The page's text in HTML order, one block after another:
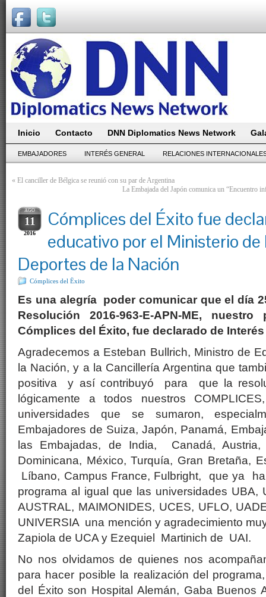
Inicio Contacto DNN Diplomatics News Network
EMBAJADORES INTERÉS GENERAL RELACIONES
« El canciller de Bélgica se reunió con su par de Argentina
La Embajada del Japón comunica un “Encuentro
AGO
11
2016
Cómplices del Éxito fue
educativo por el Ministerio de
Deportes de la Nación
Cómplices del Ëxito
Es una alegría poder comunicar que el día
Resolución 2016-963-E-APN-ME,
Cómplices del Éxito, fue declarado de
Agradecemos a Esteban Bullrich, Ministro de
la Nación, y a la Cancillería Argentina que
positiva y así contribuyó para que la
lógicamente a todos nuestros
universidades que se sumaron,
Embajadores de Suiza, Japón, Panamá,
las Embajadas, de India, Canadá, Austria,
Dominicana, México, Turquía, Gran Bretaña,
Líbano, Campus France, Fulbright, que ya
programa al igual que las universidades UBA,
AUSTRAL, MAIMONIDES, UCES, UFLO,
UNIVERSIA una mención y agradecimiento
Zapiola de UCA y Ezequiel Martinich de UAI.
No nos olvidamos de quienes nos
para hacer posible la realización del
del Éxito son Hospital Alemán, Gaba Buenos